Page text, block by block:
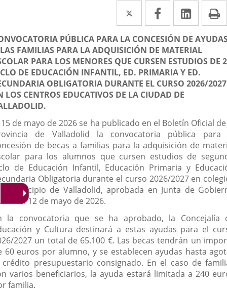
Twitter
Enlace
a
una
aplicación
externa.
Facebook
Enlace
a
una
aplicación
externa.
Enlace
a
una
PÚBLICA PARA LA CONCESIÓN DE
FAMILIAS PARA LA ADQUISICIÓN DE MATERIAL
PARA LOS MENORES QUE CURSEN ESTUDIOS DE
DE EDUCACIÓN INFANTIL, ED. PRIMARIA Y ED.
OBLIGATORIA DURANTE EL CURSO 2026/2027
LOS CENTROS EDUCATIVOS DE LA CIUDAD DE
15 de mayo de 2026 se ha publicado en el Boletín Oficial
de Valladolid la convocatoria pública para
de becas a familias para la adquisición de
para los alumnos que cursen estudios de
de Educación Infantil, Educación Primaria y
Obligatoria durante el curso 2026/2027 en
municipio de Valladolid, aprobada en Junta de
del 12 de mayo de 2026.
la convocatoria que se ha aprobado, la Concejalía
y Cultura destinará a estas ayudas para el
2027 un total de 65.100 €. Las becas tendrán un
60 euros por alumno, y se establecen ayudas hasta
crédito presupuestario consignado. En el caso de
varios beneficiarios, la ayuda estará limitada a 240
familia.